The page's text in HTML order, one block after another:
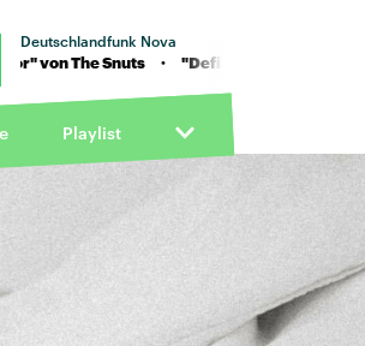
Deutschlandfunk Nova
· "Defibrillator" von The Snuts
Playlist